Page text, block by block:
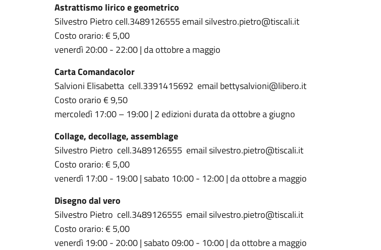
Astrattismo lirico e geometrico
Silvestro Pietro cell.3489126555 email silvestro.pietro@tiscali.it
Costo orario: € 5,00
venerdì 20:00 - 22:00 | da ottobre a maggio
Carta Comandacolor
Salvioni Elisabetta cell.3391415692 email bettysalvioni@libero.it
Costo orario € 9,50
mercoledì 17:00 – 19:00 | 2 edizioni durata da ottobre a giugno
Collage, decollage, assemblage
Silvestro Pietro cell.3489126555 email silvestro.pietro@tiscali.it
Costo orario: € 5,00
venerdì 17:00 - 19:00 | sabato 10:00 - 12:00 | da ottobre a maggio
Disegno dal vero
Silvestro Pietro cell.3489126555 email silvestro.pietro@tiscali.it
Costo orario: € 5,00
venerdì 19:00 - 20:00 | sabato 09:00 - 10:00 | da ottobre a maggio